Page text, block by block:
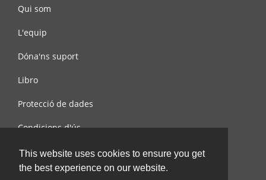
This website uses cookies to ensure you get
the best experience on our website.
Qui som
L'equip
Dóna'ns suport
Libro
Protecció de dades
Condicions d'ús
Contacta amb nosaltres